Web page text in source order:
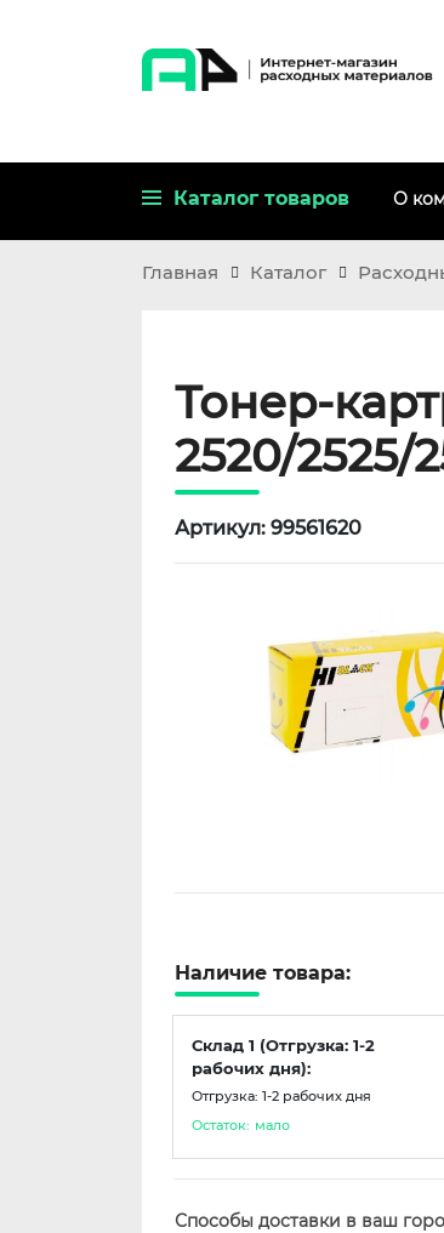
Каталог товаров О
Главная Каталог
Тонер-
2520/2525/
Артикул: 99561620
Наличие товара:
Склад 1 (Отгрузка: 1-2
рабочих дня):
Отгрузка: 1-2 рабочих дня
Остаток: мало
Способы доставки в ваш